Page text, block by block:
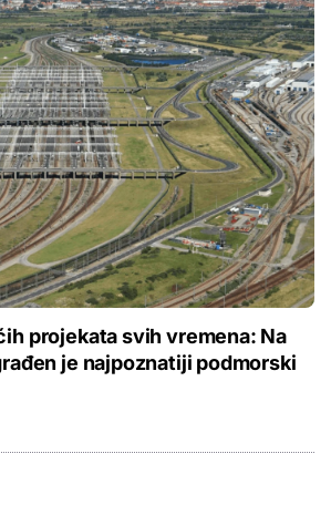
projekata svih vremena: Na
je najpoznatiji podmorski